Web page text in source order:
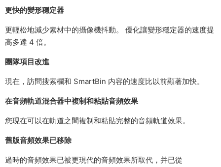
更快的變形穩定器
更輕松地減少素材中的攝像機抖動。 優化讓變形穩定器的速度提
高多達 4 倍。
團隊項目改進
現在，訪問搜索欄和 SmartBin 内容的速度比以前顯著加快。
在音頻軌道混合器中複制和粘貼音頻效果
您現在可以在軌道之間複制和粘貼完整的音頻軌道效果。
舊版音頻效果已移除
過時的音頻效果已被更現代的音頻效果所取代，并已從